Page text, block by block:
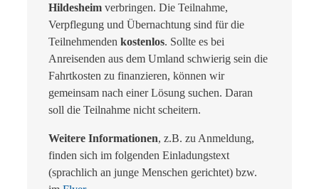
Hildesheim verbringen. Die Teilnahme,
Verpflegung und Übernachtung sind für die
Teilnehmenden kostenlos. Sollte es bei
Anreisenden aus dem Umland schwierig sein die
Fahrtkosten zu finanzieren, können wir
gemeinsam nach einer Lösung suchen. Daran
soll die Teilnahme nicht scheitern.
Weitere Informationen, z.B. zu Anmeldung,
finden sich im folgenden Einladungstext
(sprachlich an junge Menschen gerichtet) bzw.